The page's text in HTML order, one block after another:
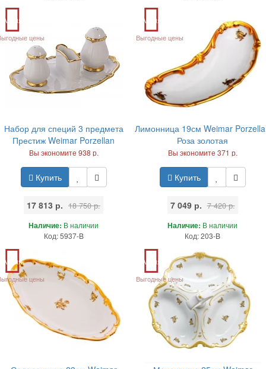
Акция
цены
Набор для специй 3 предмета
Престиж Weimar Porzellan
Вы экономите 938 р.
Купить
17 813 р. 18 750 р.
Наличие: В наличии
Код: 5937-B
Акция
Выгодные цены
Лимонница 19см Weimar
Роза золотая
Вы экономите 371 р.
Купить
7 049 р. 7 420 р.
Наличие: В наличии
Код: 203-B
Акция
цены
Акция
Выгодные цены